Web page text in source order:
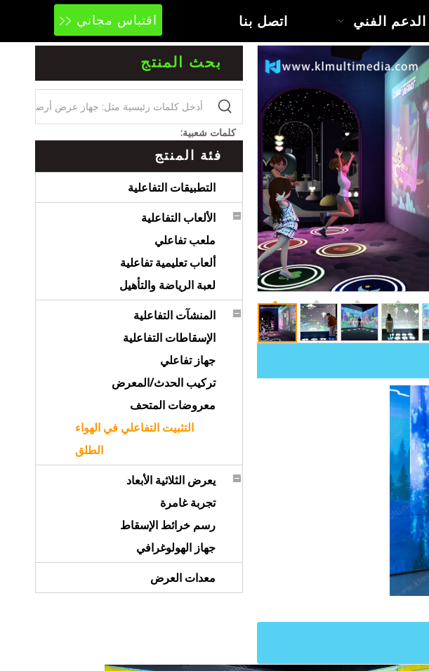
الدعم الفني اتصل بنا اقتباس مجاني
بحث المنتج
كلمات شعبية:
فئة المنتج
التطبيقات التفاعلية
الألعاب التفاعلية
ملعب تفاعلي
ألعاب تعليمية تفاعلية
لعبة الرياضة والتأهيل
المنشآت التفاعلية
الإسقاطات التفاعلية
جهاز تفاعلي
تركيب الحدث/المعرض
معروضات المتحف
التثبيت التفاعلي في الهواء
الطلق
يعرض الثلاثية الأبعاد
تجربة غامرة
رسم خرائط الإسقاط
جهاز الهولوغرافي
معدات العرض